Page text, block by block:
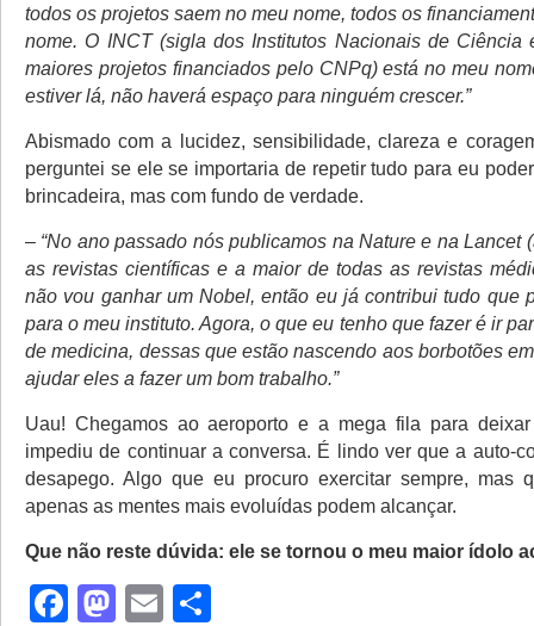
todos os projetos saem no meu nome, todos os
nome. O INCT (sigla dos Institutos Nacionais de Ciência
maiores projetos financiados pelo CNPq) está no meu
estiver lá, não haverá espaço para ninguém crescer.”
Abismado com a lucidez, sensibilidade, clareza e
perguntei se ele se importaria de repetir tudo para eu
brincadeira, mas com fundo de verdade.
– “No ano passado nós publicamos na Nature e na Lancet
as revistas científicas e a maior de todas as revistas
não vou ganhar um Nobel, então eu já contribui tudo que
para o meu instituto. Agora, o que eu tenho que fazer é ir
de medicina, dessas que estão nascendo aos borbotões
ajudar eles a fazer um bom trabalho.”
Uau! Chegamos ao aeroporto e a mega fila para
impediu de continuar a conversa. É lindo ver que a auto-
desapego. Algo que eu procuro exercitar sempre, mas
apenas as mentes mais evoluídas podem alcançar.
Que não reste dúvida: ele se tornou o meu maior ídolo
Facebook
Mastodon
Email